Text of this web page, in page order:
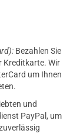
Bezahlen Sie
Kreditkarte. Wir
um Ihnen
und
PayPal, um